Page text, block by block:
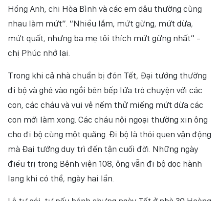
Hồng Anh, chị Hòa Bình và các em dâu thường cùng
nhau làm mứt”. “Nhiều lắm, mứt gừng, mứt dừa,
mứt quất, nhưng ba mẹ tôi thích mứt gừng nhất” -
chị Phúc nhớ lại.
Trong khi cả nhà chuẩn bị đón Tết, Đại tướng thường
đi bộ và ghé vào ngồi bên bếp lửa trò chuyện với các
con, các cháu và vui vẻ nếm thử miếng mứt dừa các
con mới làm xong. Các cháu nội ngoại thường xin ông
cho đi bộ cùng một quãng. Đi bộ là thói quen vận động
mà Đại tướng duy trì đến tận cuối đời. Những ngày
điều trị trong Bệnh viện 108, ông vẫn đi bộ dọc hành
lang khi có thể, ngày hai lần.